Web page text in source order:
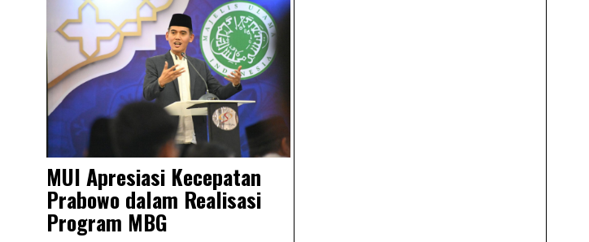
MUI Apresiasi Kecepatan
Prabowo dalam Realisasi
Program MBG